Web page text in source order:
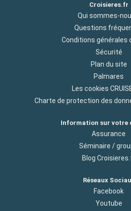
Croisieres.fr
Qui sommes-
Questions
Conditions générales
Sécurité
Plan du site
Palmares
Les cookies
Charte de protection des
Information sur votre
Assurance
Séminaire /
Blog
Réseaux
Facebook
Youtube